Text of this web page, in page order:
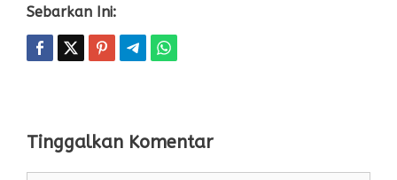
Sebarkan Ini:
Tinggalkan Komentar